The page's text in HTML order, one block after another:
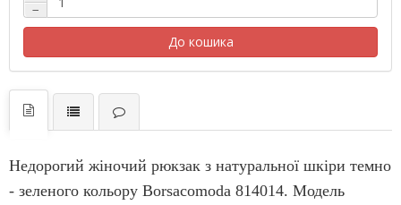
−
До кошика
Недорогий жіночий рюкзак з натуральної шкіри темно
- зеленого кольору Borsacomoda 814014. Модель